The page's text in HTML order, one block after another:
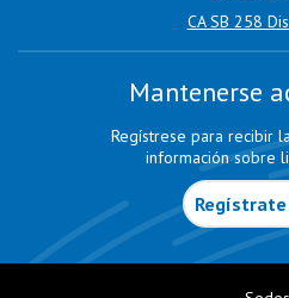
CA SB 258
Mantenerse
Regístrese para recibir
información sobre
Regístrate